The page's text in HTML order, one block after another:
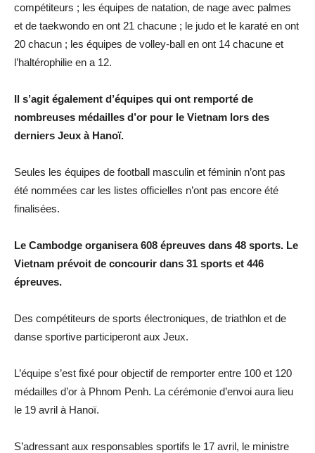
compétiteurs ; les équipes de natation, de nage avec palmes
et de taekwondo en ont 21 chacune ; le judo et le karaté en ont
20 chacun ; les équipes de volley-ball en ont 14 chacune et
l’haltérophilie en a 12.
Il s’agit également d’équipes qui ont remporté de
nombreuses médailles d’or pour le Vietnam lors des
derniers Jeux à Hanoï.
Seules les équipes de football masculin et féminin n’ont pas
été nommées car les listes officielles n’ont pas encore été
finalisées.
Le Cambodge organisera 608 épreuves dans 48 sports. Le
Vietnam prévoit de concourir dans 31 sports et 446
épreuves.
Des compétiteurs de sports électroniques, de triathlon et de
danse sportive participeront aux Jeux.
L’équipe s’est fixé pour objectif de remporter entre 100 et 120
médailles d’or à Phnom Penh. La cérémonie d’envoi aura lieu
le 19 avril à Hanoï.
S’adressant aux responsables sportifs le 17 avril, le ministre